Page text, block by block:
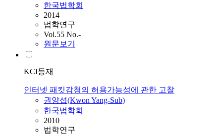
한국법학회
2014
법학연구
Vol.55 No.-
원문보기
KCI등재
인터넷 패킷감청의 허용가능성에 관한 고찰
권양섭(KwonYang-Sub)
한국법학회
2010
법학연구